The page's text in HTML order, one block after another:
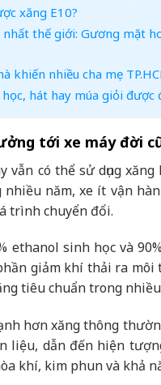
xăng E10?
thế giới: Gương mặt
khiến nhiều cha mẹ
hát hay múa giỏi
tới xe máy đời
có thể sử dụng
nhiều năm, xe ít vận
trình chuyển đổi.
ethanol sinh học và
giảm khí thải ra
tiêu chuẩn trong
hơn xăng thông
liệu, dẫn đến hiện
khí, kim phun và khả